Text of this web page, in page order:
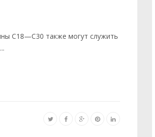
C18—С30 также могут служить